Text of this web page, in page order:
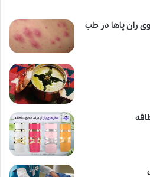
ران پاها در طب